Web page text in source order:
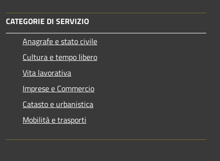
CATEGORIE DI SERVIZIO
Anagrafe e stato civile
Cultura e tempo libero
Vita lavorativa
Imprese e Commercio
Catasto e urbanistica
Mobilità e trasporti